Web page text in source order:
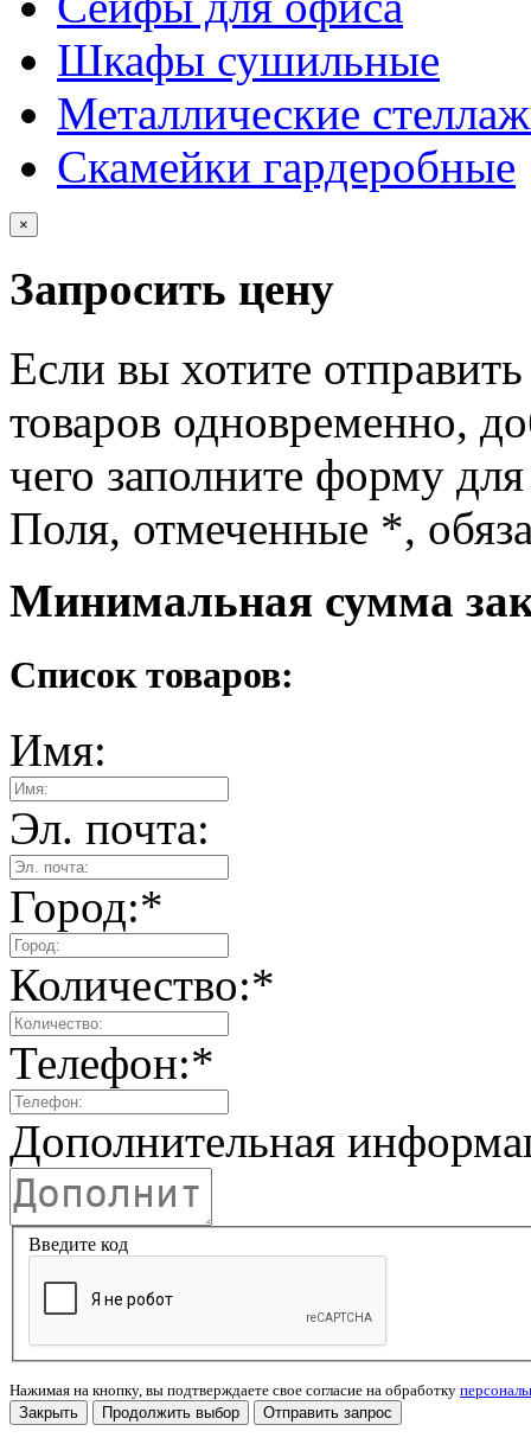
Шкафы сушильные
Металлические
Скамейки гардеробные
×
Запросить цену
Если вы хотите
товаров одновременно,
чего заполните форму
Поля, отмеченные *,
Минимальная сумма
Список товаров:
Имя:
Эл. почта:
Город:*
Количество:*
Телефон:*
Дополнительная
Введите код
Нажимая на кнопку, вы подтверждаете свое согласие на обработку
Закрыть
Продолжить выбор Отправить запрос